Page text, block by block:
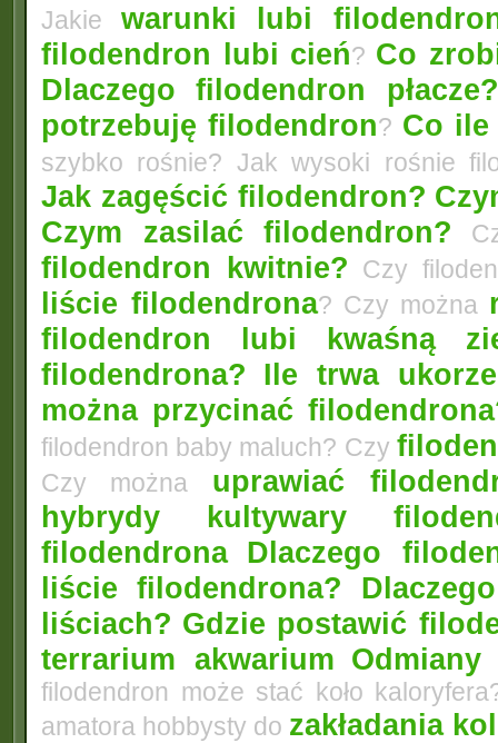
Jakie warunki lubi
filodendron lubi cień? Co
Dlaczego filodendron
potrzebuję filodendron? Co ile
szybko rośnie? Jak wysoki rośnie
Jak zagęścić filodendron?
Czym zasilać filodendron?
filodendron kwitnie? Czy
liście filodendrona? Czy można
filodendron lubi kwaśną
filodendrona? Ile trwa
można przycinać
filodendron baby maluch? Czy
Czy można uprawiać
hybrydy kultywary
filodendrona Dlaczego
liście filodendrona?
liściach? Gdzie postawić
terrarium akwarium
filodendron może stać koło
amatora hobbysty do zakładania